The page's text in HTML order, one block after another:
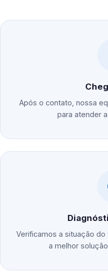
Após o contato, nossa
para atender
Verificamos a situação
a melhor